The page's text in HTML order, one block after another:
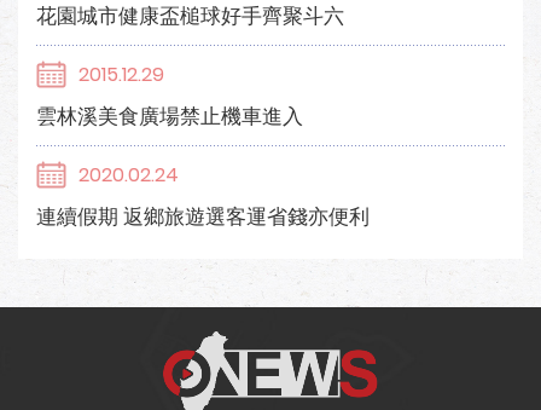
花園城市健康盃槌球好手齊聚斗六
2015.12.29
雲林溪美食廣場禁止機車進入
2020.02.24
連續假期 返鄉旅遊選客運省錢亦便利